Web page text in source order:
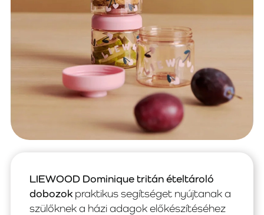
LIEWOOD Dominique tritán ételtároló
dobozok praktikus segítséget nyújtanak a
szülőknek a házi adagok előkészítéséhez